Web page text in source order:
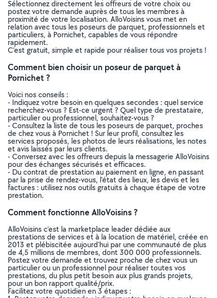
Sélectionnez directement les offreurs de votre choix ou
postez votre demande auprès de tous les membres à
proximité de votre localisation. AlloVoisins vous met en
relation avec tous les poseurs de parquet, professionnels et
particuliers, à Pornichet, capables de vous répondre
rapidement.
C’est gratuit, simple et rapide pour réaliser tous vos projets !
Comment bien choisir un poseur de parquet à
Pornichet ?
Voici nos conseils :
- Indiquez votre besoin en quelques secondes : quel service
recherchez-vous ? Est-ce urgent ? Quel type de prestataire,
particulier ou professionnel, souhaitez-vous ?
- Consultez la liste de tous les poseurs de parquet, proches
de chez vous à Pornichet ! Sur leur profil, consultez les
services proposés, les photos de leurs réalisations, les notes
et avis laissés par leurs clients.
- Conversez avec les offreurs depuis la messagerie AlloVoisins
pour des échanges sécurisés et efficaces.
- Du contrat de prestation au paiement en ligne, en passant
par la prise de rendez-vous, l’état des lieux, les devis et les
factures : utilisez nos outils gratuits à chaque étape de votre
prestation.
Comment fonctionne AlloVoisins ?
AlloVoisins c’est la marketplace leader dédiée aux
prestations de services et à la location de matériel, créée en
2013 et plébiscitée aujourd’hui par une communauté de plus
de 4,5 millions de membres, dont 300 000 professionnels.
Postez votre demande et trouvez proche de chez vous un
particulier ou un professionnel pour réaliser toutes vos
prestations, du plus petit besoin aux plus grands projets,
pour un bon rapport qualité/prix.
Facilitez votre quotidien en 3 étapes :